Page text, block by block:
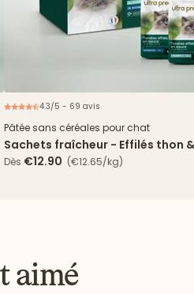
4.3/5 - 69 avis
Pâtée sans céréales pour chat
Sachets fraîcheur - Effilés thon &
cabillaud en sauce
Dès €12.90 (€12.65/kg)
aimé